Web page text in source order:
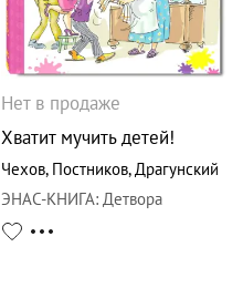
Нет в продаже
Хватит мучить детей!
Чехов, Постников, Драгунский
ЭНАС-КНИГА: Детвора